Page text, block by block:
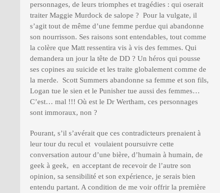
personnages, de leurs triomphes et tragédies : qui oserait
traiter Maggie Murdock de salope ? Pour la vulgate, il
s’agit tout de même d’une femme perdue qui abandonne
son nourrisson. Ses raisons sont entendables, tout comme
la colère que Matt ressentira vis à vis des femmes. Qui
demandera un jour la tête de DD ? Un héros qui pousse
ses copines au suicide et les traite globalement comme de
la merde. Scott Summers abandonne sa femme et son fils,
Logan tue le sien et le Punisher tue aussi des femmes…
C’est… mal !!! Où est le Dr Wertham, ces personnages
sont immoraux, non ?
Pourant, s’il s’avérait que ces contradicteurs prenaient à
leur tour du recul et voulaient poursuivre cette
conversation autour d’une bière, d’humain à humain, de
geek à geek, en acceptant de recevoir de l’autre son
opinion, sa sensibilité et son expérience, je serais bien
entendu partant. A condition de me voir offrir la première